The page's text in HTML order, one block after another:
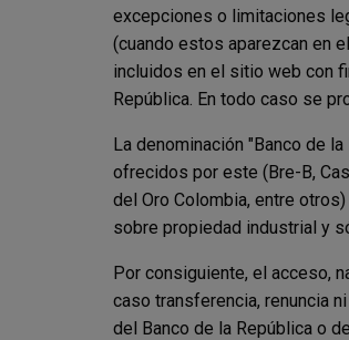
excepciones o limitaciones
(cuando estos aparezcan en
incluidos en el sitio web con
República. En todo caso se
La denominación "Banco de
ofrecidos por este (Bre-B,
del Oro Colombia, entre
sobre propiedad industrial y
Por consiguiente, el acceso,
caso transferencia, renuncia
del Banco de la República o